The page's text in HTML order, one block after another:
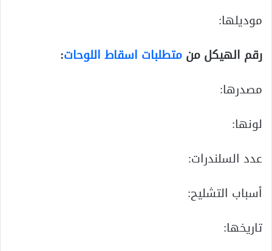
موديلها:
رقم الهيكل منمتطلبات اسقاط اللوحات:
مصدرها:
لونها:
عدد السلندرات:
أسباب التشليح:
تاريخها: